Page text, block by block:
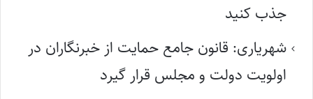
جذب کنید
شهریاری: قانون جامع حمایت از خبرنگاران در
اولویت دولت و مجلس قرار گیرد